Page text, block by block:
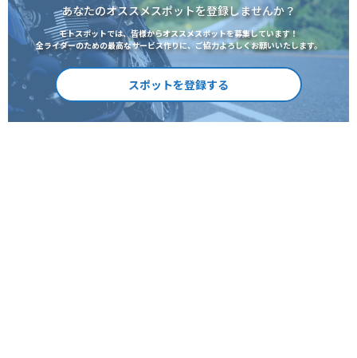
あなたのオススメスポットを登録しませんか？
モトスポットでは、皆様からオススメスポットを募集しています！
全ライダーのための最高なサービス作りに、ご協力よろしくお願いいたします。
スポットを登録する